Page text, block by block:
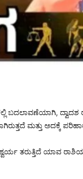
ಬದಲಾವಣೆಯಾಗಿ, ದ್ವಾದಶ
ಮತ್ತು ಅದಕ್ಕೆ
ತರುತ್ತಿದೆ ಯಾವ